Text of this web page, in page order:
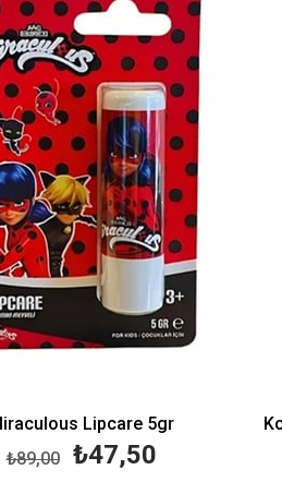
Lipcare 5gr
₺47,50
₺89,00